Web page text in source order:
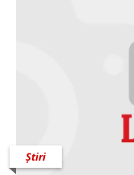
Știri